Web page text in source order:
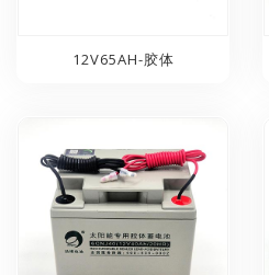
12V65AH-胶体